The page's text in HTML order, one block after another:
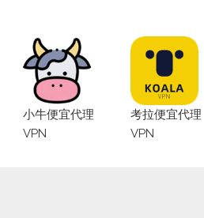
小牛便宜代理
VPN
考拉便宜代理
VPN